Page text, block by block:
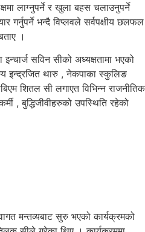
लाग्नुपर्ने र खुला बहस चलाउनुपर्ने
गर्नुपर्ने भन्दै विप्लवले सर्वपक्षीय छलफल
।
सविन सीको अध्यक्षतामा भएको
इन्द्रजित थारु , नेकपाका स्कुलिङ
शितल सी लगाएत विभिन्न राजनीतिक
, बुद्धिजीवीहरुको उपस्थिति रहेको
मन्तव्यबाट सुरु भएको कार्यक्रमको